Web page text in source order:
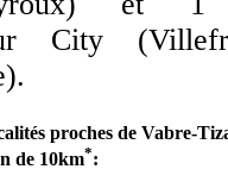
City
proches de Vabre-
de 10km*: